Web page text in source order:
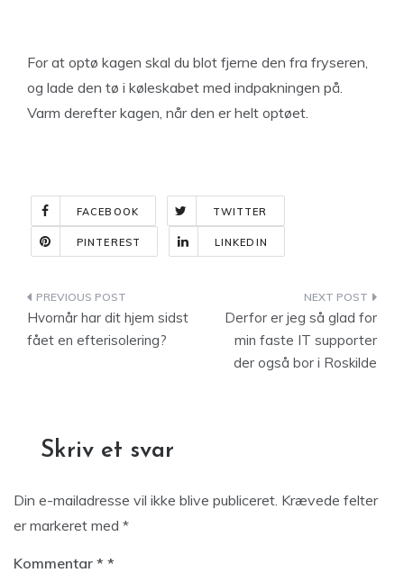
For at optø kagen skal du blot fjerne den fra fryseren,
og lade den tø i køleskabet med indpakningen på.
Varm derefter kagen, når den er helt optøet.
FACEBOOK TWITTER
PINTEREST LINKEDIN
Indlægsnavigation
Hvornår har dit hjem sidst
fået en efterisolering?
Derfor er jeg så glad for
min faste IT supporter
der også bor i Roskilde
Skriv et svar
Din e-mailadresse vil ikke blive publiceret. Krævede felter
er markeret med *
Kommentar *